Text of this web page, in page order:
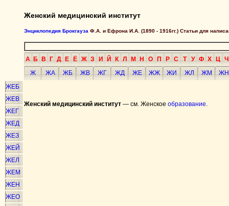
Женский медицинский институт
Энциклопедия Брокгауза Ф.А. и Ефрона И.А. (1890 - 1916гг.) Статьи для
А Б В Г Д Е Ё Ж З И Й К Л М Н О П Р С Т У Ф Х Ц Ч
Ж
ЖА ЖБ ЖВ ЖГ ЖД ЖЕ ЖЖ ЖИ ЖЛ ЖМ
ЖН
ЖЕБ
ЖЕВ
ЖЕГ
ЖЕД
ЖЕЗ
ЖЕЙ
ЖЕЛ
ЖЕМ
ЖЕН
ЖЕО
Женский медицинский институт — см. Женское образование.